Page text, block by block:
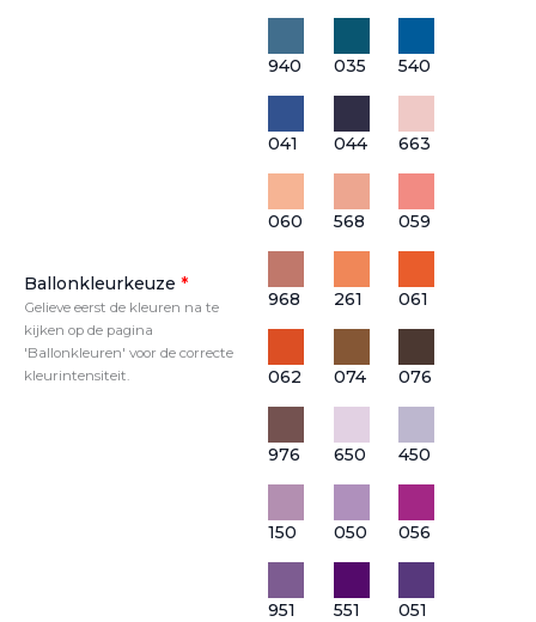
Ballonkleurkeuze *
Gelieve eerst de kleuren na te
kijken op de pagina
'Ballonkleuren' voor de correcte
kleurintensiteit.
940 035 540
041 044 663
060 568 059
968 261 061
062 074 076
976 650 450
150 050 056
951 551 051